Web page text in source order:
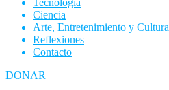
Ciencia
Arte, Entretenimiento y Cultura
Reflexiones
Contacto
DONAR